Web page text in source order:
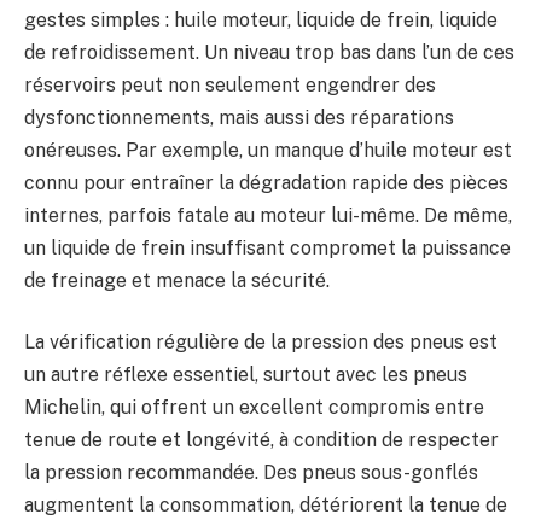
gestes simples : huile moteur, liquide de frein, liquide
de refroidissement. Un niveau trop bas dans l’un de ces
réservoirs peut non seulement engendrer des
dysfonctionnements, mais aussi des réparations
onéreuses. Par exemple, un manque d’huile moteur est
connu pour entraîner la dégradation rapide des pièces
internes, parfois fatale au moteur lui-même. De même,
un liquide de frein insuffisant compromet la puissance
de freinage et menace la sécurité.
La vérification régulière de la pression des pneus est
un autre réflexe essentiel, surtout avec les pneus
Michelin, qui offrent un excellent compromis entre
tenue de route et longévité, à condition de respecter
la pression recommandée. Des pneus sous-gonflés
augmentent la consommation, détériorent la tenue de